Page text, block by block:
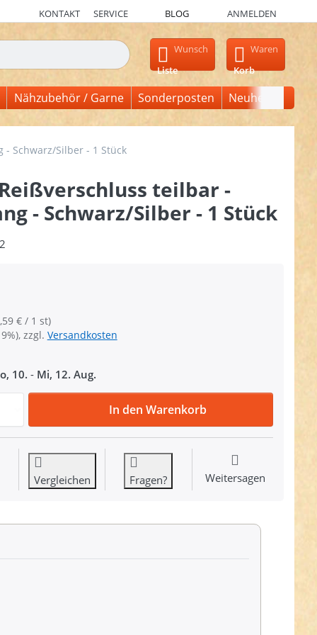
KONTAKT SERVICE BLOG ANMELDEN
erscheinen automatisch erste Ergebnisse. Drücken Sie die
Wunsch
Liste
Waren
Korb
Nähzubehör / Garne Sonderposten Neuheiten
- Schwarz/Silber - 1 Stück
teilbar -
- Schwarz/Silber - 1 Stück
€ / 1 st)
zzgl. Versandkosten
10. - Mi, 12. Aug.
Jacken Reißverschluss teilbar - 80cm lang - Schwarz/Silber
In den Warenkorb
Vergleichen Fragen? Weitersagen